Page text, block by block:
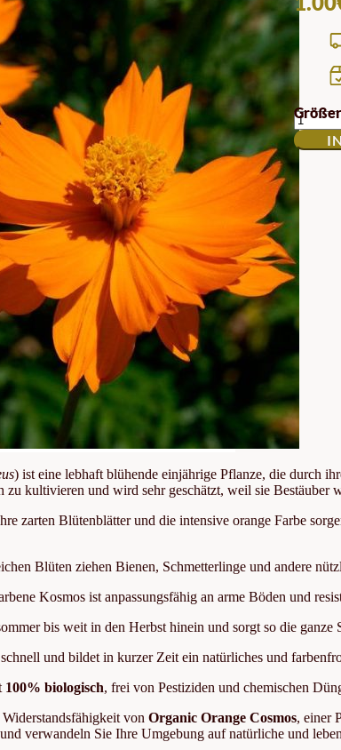
ORANGE
MENGE
) ist eine lebhaft blühende einjährige Pflanze, die durch
zu kultivieren und wird sehr geschätzt, weil sie
zarten Blütenblätter und die intensive orange Farbe
Blüten ziehen Bienen, Schmetterlinge und andere
Kosmos ist anpassungsfähig an arme Böden und
bis weit in den Herbst hinein und sorgt so die ganze
und bildet in kurzer Zeit ein natürliches und
100% biologisch, frei von Pestiziden und chemischen
Widerstandsfähigkeit vonOrganic Orange Cosmos, einer
verwandeln Sie Ihre Umgebung auf natürliche und